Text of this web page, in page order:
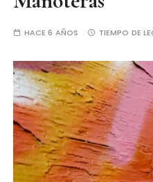
HACE 6 AÑOS TIEMPO DE